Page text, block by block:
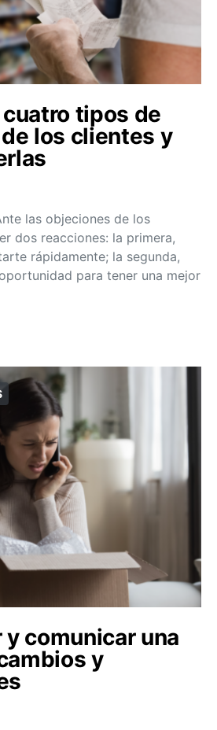
tipos de
los clientes y
las objeciones de los
dos reacciones: la primera,
rápidamente; la segunda,
para tener una mejor
y comunicar una
y